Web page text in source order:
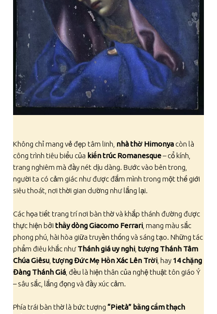
Không chỉ mang vẻ đẹp tâm linh, nhà thờ Himonyacòn là
công trình tiêu biểu của kiến trúc Romanesque– cổ kính,
trang nghiêm mà đầy nét dịu dàng. Bước vào bên trong,
người ta có cảm giác như được đắm mình trong một thế giới
siêu thoát, nơi thời gian dường như lắng lại.
Các họa tiết trang trí nơi bàn thờ và khắp thánh đường được
thực hiện bởi thầy dòng Giacomo Ferrari, mang màu sắc
phong phú, hài hòa giữa truyền thống và sáng tạo. Những tác
phẩm điêu khắc như Thánh giá uy nghi, tượng Thánh Tâm
Chúa Giêsu, tượng Đức Mẹ Hồn Xác Lên Trời, hay 14 chặng
Đàng Thánh Giá, đều là hiện thân của nghệ thuật tôn giáo Ý
– sâu sắc, lắng đọng và đầy xúc cảm.
Phía trái bàn thờ là bức tượng “Pietà” bằng cẩm thạch